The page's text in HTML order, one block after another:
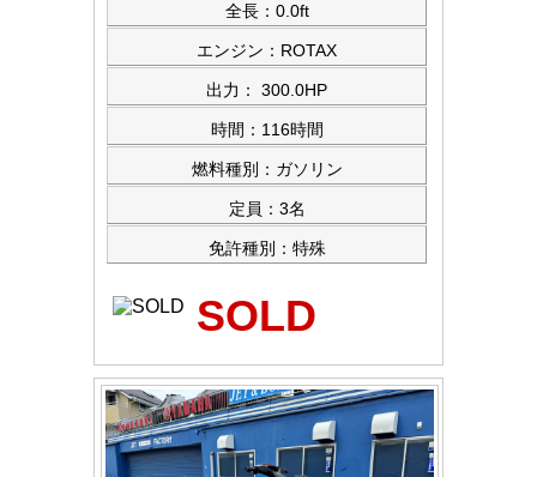
全長：0.0ft
エンジン：ROTAX
出力： 300.0HP
時間：116時間
燃料種別：ガソリン
定員：3名
免許種別：特殊
SOLD